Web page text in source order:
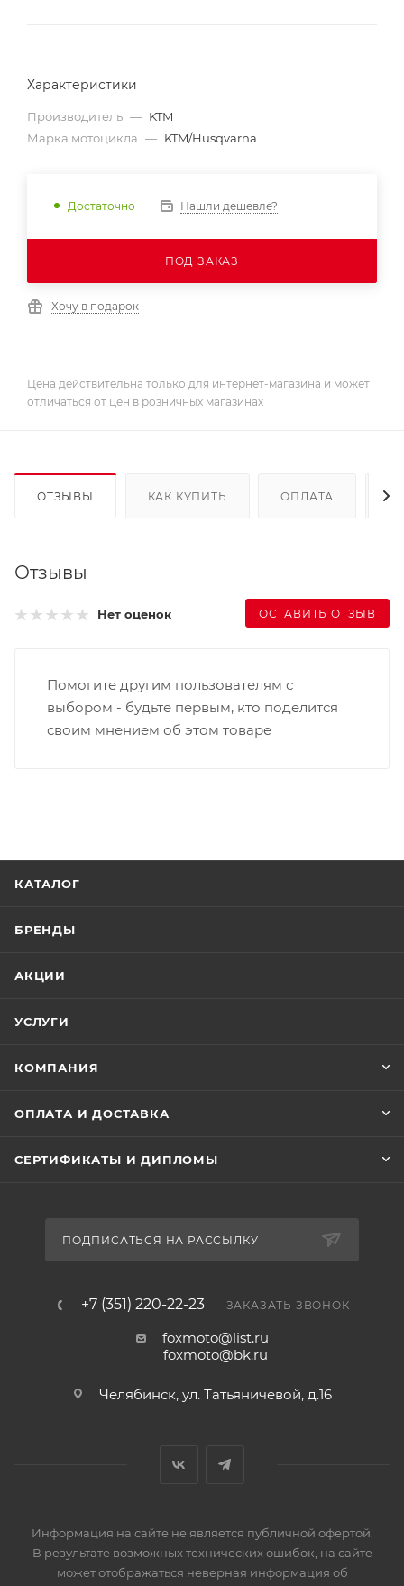
Характеристики
Производитель — KTM
Марка мотоцикла — KTM/Husqvarna
Достаточно Нашли дешевле?
ПОД ЗАКАЗ
Хочу в подарок
Цена действительна только для интернет-магазина и может
отличаться от цен в розничных магазинах
ОТЗЫВЫ КАК КУПИТЬ ОПЛАТА
Отзывы
Нет оценок ОСТАВИТЬ ОТЗЫВ
Помогите другим пользователям с
выбором - будьте первым, кто поделится
своим мнением об этом товаре
КАТАЛОГ
БРЕНДЫ
АКЦИИ
УСЛУГИ
КОМПАНИЯ
ОПЛАТА И ДОСТАВКА
СЕРТИФИКАТЫ И ДИПЛОМЫ
ПОДПИСАТЬСЯ НА РАССЫЛКУ
+7 (351) 220-22-23 ЗАКАЗАТЬ ЗВОНОК
foxmoto@list.ru
foxmoto@bk.ru
Челябинск, ул. Татьяничевой, д.16
Информация на сайте не является публичной офертой.
В результате возможных технических ошибок, на сайте
может отображаться неверная информация об